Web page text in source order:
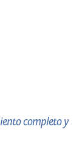
completo y